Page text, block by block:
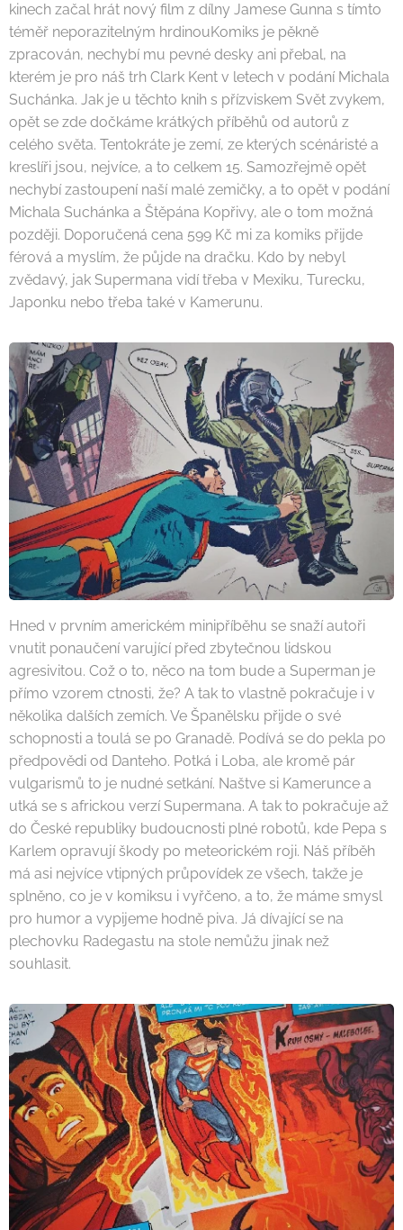
kinech začal hrát nový film z dílny Jamese Gunna s tímto
téměř neporazitelným hrdinouKomiks je pěkně
zpracován, nechybí mu pevné desky ani přebal, na
kterém je pro náš trh Clark Kent v letech v podání Michala
Suchánka. Jak je u těchto knih s přízviskem Svět zvykem,
opět se zde dočkáme krátkých příběhů od autorů z
celého světa. Tentokráte je zemí, ze kterých scénáristé a
kreslíři jsou, nejvíce, a to celkem 15. Samozřejmě opět
nechybí zastoupení naší malé zemičky, a to opět v podání
Michala Suchánka a Štěpána Kopřivy, ale o tom možná
později. Doporučená cena 599 Kč mi za komiks přijde
férová a myslím, že půjde na dračku. Kdo by nebyl
zvědavý, jak Supermana vidí třeba v Mexiku, Turecku,
Japonku nebo třeba také v Kamerunu.
Hned v prvním americkém minipříběhu se snaží autoři
vnutit ponaučení varující před zbytečnou lidskou
agresivitou. Což o to, něco na tom bude a Superman je
přímo vzorem ctnosti, že? A tak to vlastně pokračuje i v
několika dalších zemích. Ve Španělsku přijde o své
schopnosti a toulá se po Granadě. Podívá se do pekla po
předpovědi od Danteho. Potká i Loba, ale kromě pár
vulgarismů to je nudné setkání. Naštve si Kamerunce a
utká se s africkou verzí Supermana. A tak to pokračuje až
do České republiky budoucnosti plné robotů, kde Pepa s
Karlem opravují škody po meteorickém roji. Náš příběh
má asi nejvíce vtipných průpovídek ze všech, takže je
splněno, co je v komiksu i vyřčeno, a to, že máme smysl
pro humor a vypijeme hodně piva. Já dívající se na
plechovku Radegastu na stole nemůžu jinak než
souhlasit.